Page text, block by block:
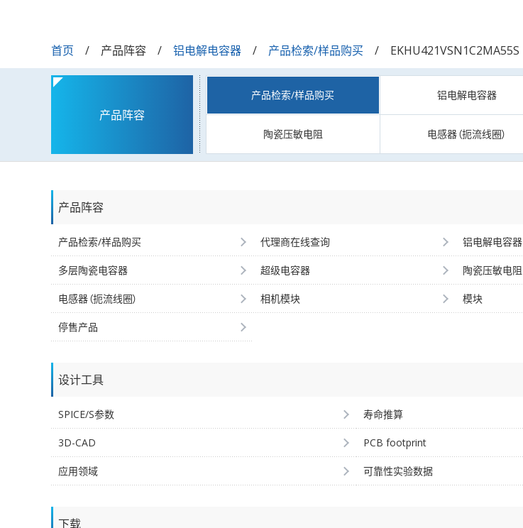
首页 产品阵容 铝电解电容器 产品检索/样品购买 EKHU421VSN1C2MA55S
产品阵容
产品检索/样品购买 铝电解电容器
陶瓷压敏电阻 电感器（扼流线圈）
产品阵容
产品检索/样品购买 代理商在线查询 铝电解电容器
多层陶瓷电容器 超级电容器 陶瓷压敏电阻
电感器（扼流线圈） 相机模块 模块
停售产品
设计工具
SPICE/S参数 寿命推算
3D-CAD PCB footprint
应用领域 可靠性实验数据
下载